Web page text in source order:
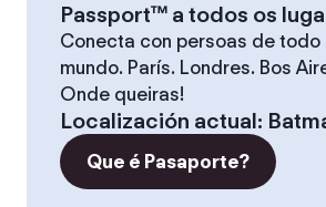
Passport™ a todos os
Conecta con persoas de todo
mundo. París. Londres. Bos
Onde queiras!
Localización actual:
Que é Pasaporte?